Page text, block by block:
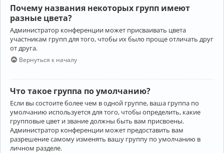
Почему названия некоторых групп имеют
разные цвета?
Администратор конференции может присваивать цвета
участникам групп для того, чтобы их было проще отличать друг
от друга.
Вернуться к началу
Что такое группа по умолчанию?
Если вы состоите более чем в одной группе, ваша группа по
умолчанию используется для того, чтобы определить, какие
групповые цвет и звание должны быть вам присвоены.
Администратор конференции может предоставить вам
разрешение самому изменять вашу группу по умолчанию в
личном разделе.